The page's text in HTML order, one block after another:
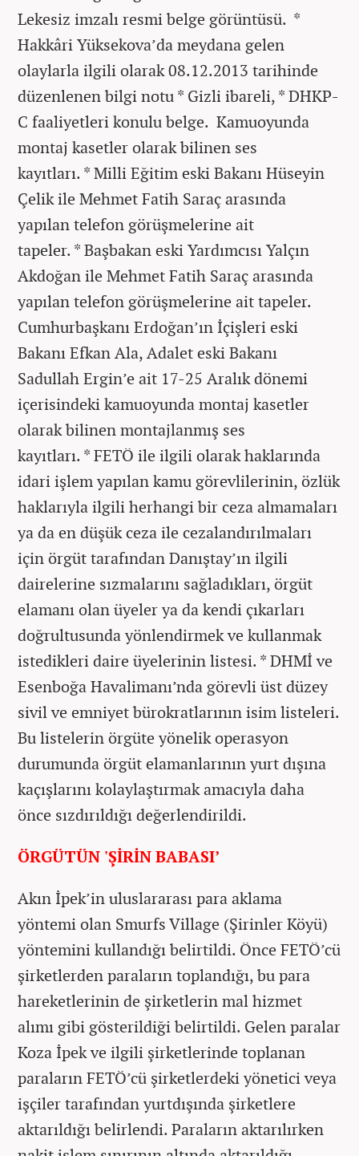
Lekesiz imzalı resmi belge görüntüsü. *
Hakkâri Yüksekova’da meydana gelen
olaylarla ilgili olarak 08.12.2013 tarihinde
düzenlenen bilgi notu * Gizli ibareli, * DHKP-
C faaliyetleri konulu belge. Kamuoyunda
montaj kasetler olarak bilinen ses
kayıtları. * Milli Eğitim eski Bakanı Hüseyin
Çelik ile Mehmet Fatih Saraç arasında
yapılan telefon görüşmelerine ait
tapeler. * Başbakan eski Yardımcısı Yalçın
Akdoğan ile Mehmet Fatih Saraç arasında
yapılan telefon görüşmelerine ait tapeler.
Cumhurbaşkanı Erdoğan’ın İçişleri eski
Bakanı Efkan Ala, Adalet eski Bakanı
Sadullah Ergin’e ait 17-25 Aralık dönemi
içerisindeki kamuoyunda montaj kasetler
olarak bilinen montajlanmış ses
kayıtları. * FETÖ ile ilgili olarak haklarında
idari işlem yapılan kamu görevlilerinin, özlük
haklarıyla ilgili herhangi bir ceza almamaları
ya da en düşük ceza ile cezalandırılmaları
için örgüt tarafından Danıştay’ın ilgili
dairelerine sızmalarını sağladıkları, örgüt
elamanı olan üyeler ya da kendi çıkarları
doğrultusunda yönlendirmek ve kullanmak
istedikleri daire üyelerinin listesi. * DHMİ ve
Esenboğa Havalimanı’nda görevli üst düzey
sivil ve emniyet bürokratlarının isim listeleri.
Bu listelerin örgüte yönelik operasyon
durumunda örgüt elamanlarının yurt dışına
kaçışlarını kolaylaştırmak amacıyla daha
önce sızdırıldığı değerlendirildi.
ÖRGÜTÜN 'ŞİRİN BABASI’
Akın İpek’in uluslararası para aklama
yöntemi olan Smurfs Village (Şirinler Köyü)
yöntemini kullandığı belirtildi. Önce FETÖ’cü
şirketlerden paraların toplandığı, bu para
hareketlerinin de şirketlerin mal hizmet
alımı gibi gösterildiği belirtildi. Gelen paralar
Koza İpek ve ilgili şirketlerinde toplanan
paraların FETÖ’cü şirketlerdeki yönetici veya
işçiler tarafından yurtdışında şirketlere
aktarıldığı belirlendi. Paraların aktarılırken